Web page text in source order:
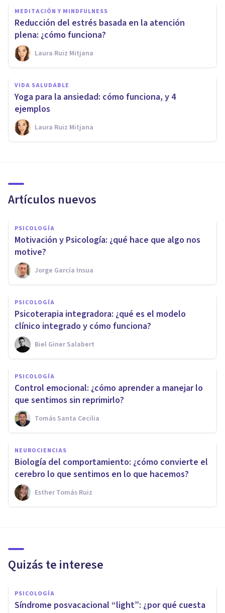
MEDITACIÓN Y MINDFULNESS
Reducción del estrés basada en la atención
plena: ¿cómo funciona?
Laura Ruiz Mitjana
VIDA SALUDABLE
Yoga para la ansiedad: cómo funciona, y 4
ejemplos
Laura Ruiz Mitjana
Artículos nuevos
PSICOLOGÍA
Motivación y Psicología: ¿qué hace que algo nos
motive?
Jorge García Insua
PSICOLOGÍA
Psicoterapia integradora: ¿qué es el modelo
clínico integrado y cómo funciona?
Biel Giner Salabert
PSICOLOGÍA
Control emocional: ¿cómo aprender a manejar lo
que sentimos sin reprimirlo?
Tomás Santa Cecilia
NEUROCIENCIAS
Biología del comportamiento: ¿cómo convierte el
cerebro lo que sentimos en lo que hacemos?
Esther Tomás Ruiz
Quizás te interese
PSICOLOGÍA
Síndrome posvacacional “light”: ¿por qué cuesta